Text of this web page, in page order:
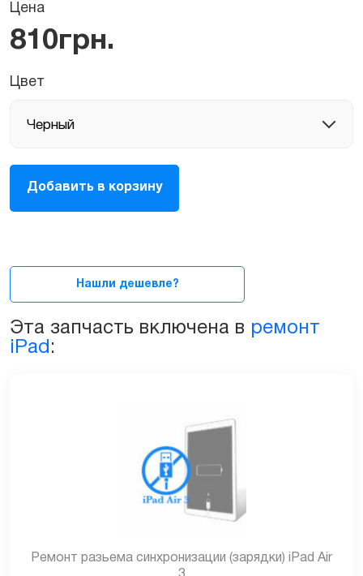
Цена
810грн.
Цвет
Шлейф
разъемом
синхронизации
для
Air
3
Добавить в корзину
Нашли дешевле?
Эта запчасть включена в ремонт
iPad :
Ремонт разьема синхронизации (зарядки) iPad Air